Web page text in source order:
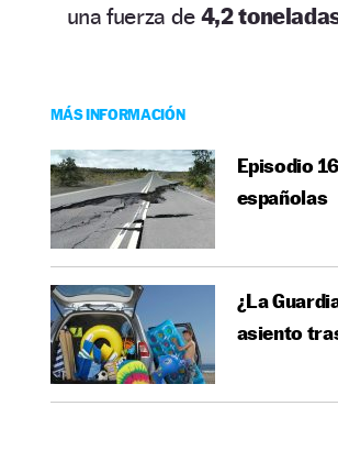
una fuerza de 4,2
MÁS INFORMACIÓN
Episodio
españolas
¿La
asiento